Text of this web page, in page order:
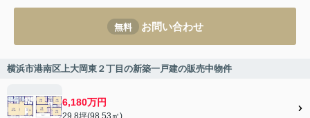
無料 お問い合わせ
横浜市港南区上大岡東２丁目の新築一戸建の販売中物件
6,180万円
29.8坪(98.53㎡)